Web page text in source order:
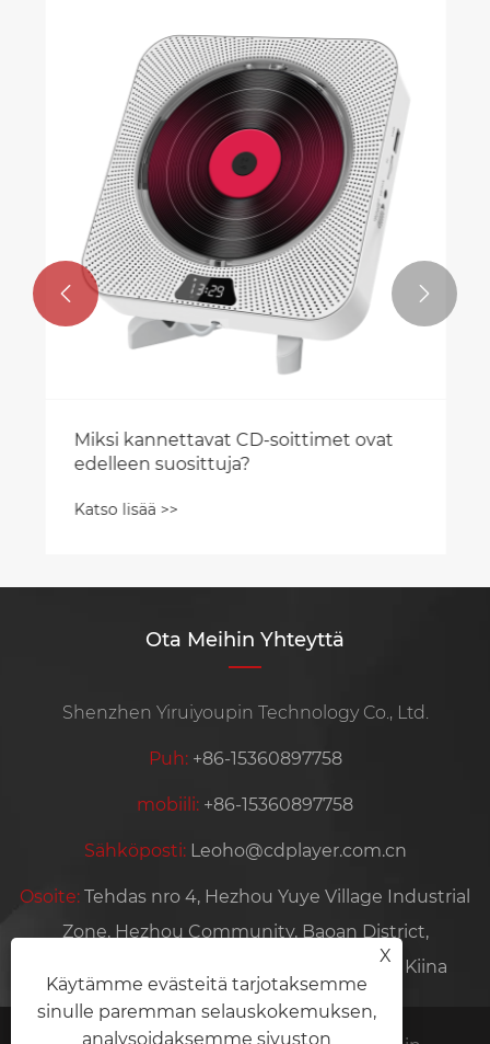
Miksi kannettavat CD-soittimet ovat
edelleen suosittuja?
Katso lisää >>
 
Ota Meihin Yhteyttä
Shenzhen Yiruiyoupin Technology Co., Ltd.
Puh: +86-15360897758
mobiili: +86-15360897758
Sähköposti: Leoho@cdplayer.com.cn
Osoite: Tehdas nro 4, Hezhou Yuye Village Industrial
Zone, Hezhou Community, Baoan District,
Shenzhen City, Guangdongin maakunta, Kiina
X
Käytämme evästeitä tarjotaksemme
sinulle paremman selauskokemuksen,
analysoidaksemme sivuston